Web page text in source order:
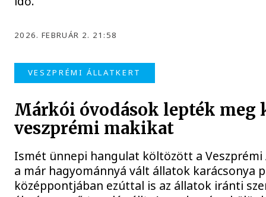
2026. FEBRUÁR 2. 21:58
VESZPRÉMI ÁLLATKERT
Márkói óvodások lepték meg
veszprémi makikat
Ismét ünnepi hangulat költözött a
a már hagyománnyá vált állatok karácsonya
középpontjában ezúttal is az állatok iránti